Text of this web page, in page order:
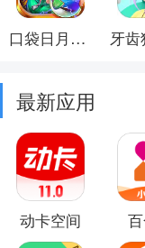
口袋日月游戏软件
最新应用
动卡空间